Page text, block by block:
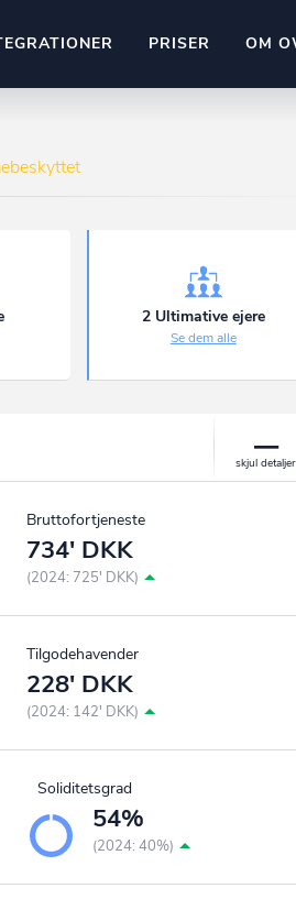
PRISER OM
2 Ultimative ejere
Se dem alle
Bruttofortjeneste
734' DKK
(2024: 725' DKK)
Tilgodehavender
228' DKK
(2024: 142' DKK)
Soliditetsgrad
54%
(2024: 40%)